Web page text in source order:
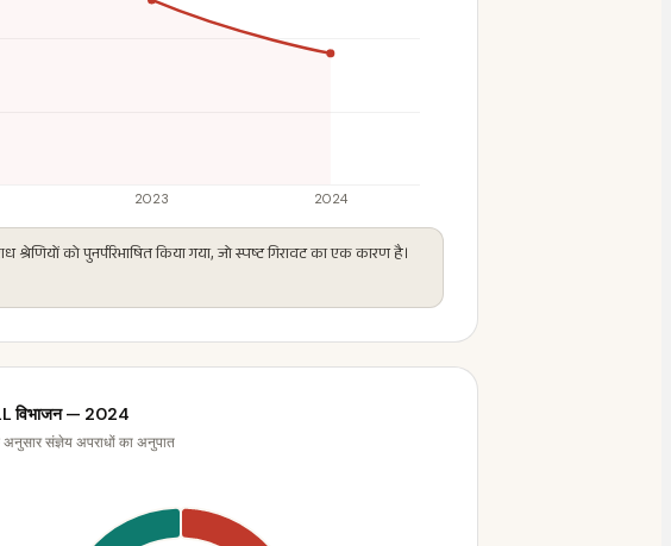
को पुनर्परिभाषित किया गया, जो स्पष्ट गिरावट का एक कारण है।
विभाजन — 2024
संज्ञेय अपराधों का अनुपात